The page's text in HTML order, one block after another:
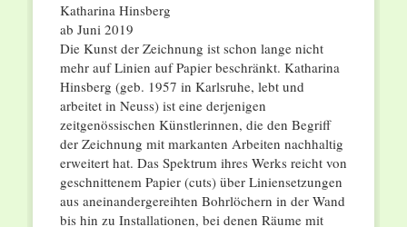
Katharina Hinsberg
ab Juni 2019
Die Kunst der Zeichnung ist schon lange nicht
mehr auf Linien auf Papier beschränkt. Katharina
Hinsberg (geb. 1957 in Karlsruhe, lebt und
arbeitet in Neuss) ist eine derjenigen
zeitgenössischen Künstlerinnen, die den Begriff
der Zeichnung mit markanten Arbeiten nachhaltig
erweitert hat. Das Spektrum ihres Werks reicht von
geschnittenem Papier (cuts) über Liniensetzungen
aus aneinandergereihten Bohrlöchern in der Wand
bis hin zu Installationen, bei denen Räume mit